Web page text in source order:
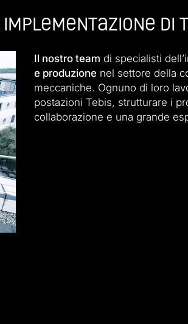
di
Il nostro team di specialisti
e produzione nel settore della
meccaniche. Ognuno di loro
postazioni Tebis, strutturare i
collaborazione e una grande